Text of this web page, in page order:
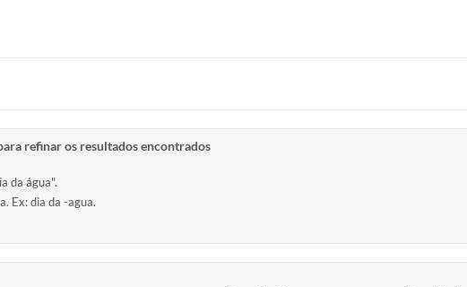
refinar os resultados encontrados
da água".
Ex: dia da -agua.